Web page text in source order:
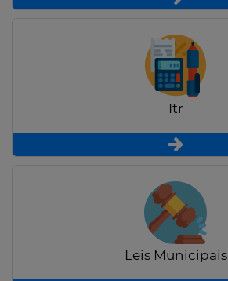
Itr
Leis Municipais